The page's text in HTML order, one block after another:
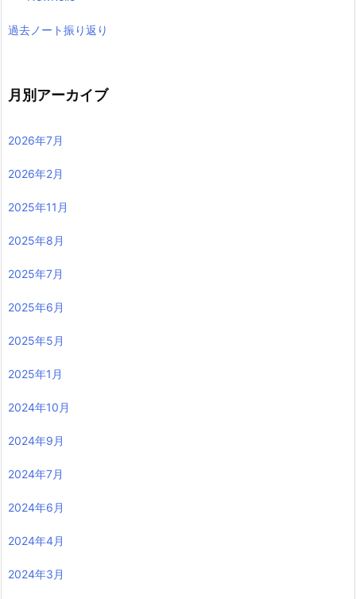
過去ノート振り返り
月別アーカイブ
2026年7月
2026年2月
2025年11月
2025年8月
2025年7月
2025年6月
2025年5月
2025年1月
2024年10月
2024年9月
2024年7月
2024年6月
2024年4月
2024年3月